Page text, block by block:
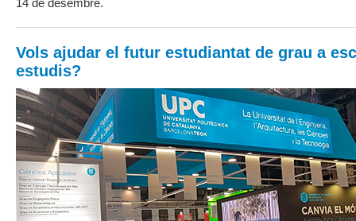
14 de desembre.
Vols ajudar el futur estudiantat de grau a
estudis?